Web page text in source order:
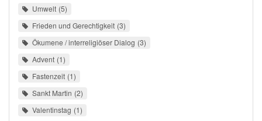
Umwelt 5
Frieden und Gerechtigkeit 3
Ökumene / interreligiöser Dialog 3
Advent 1
Fastenzeit 1
Sankt Martin 2
Valentinstag 1